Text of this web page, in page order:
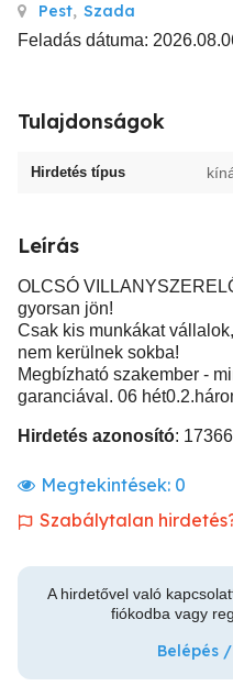
Pest, Szada
Feladás dátuma:
Tulajdonságok
Hirdetés típus
Leírás
OLCSÓ
gyorsan jön!
Csak kis munkákat
nem kerülnek sokba!
Megbízható szakember -
garanciával. 06
Hirdetés azonosító:
Megtekintések: 0
Szabálytalan
A hirdetővel való
fiókodba vagy
Belépés